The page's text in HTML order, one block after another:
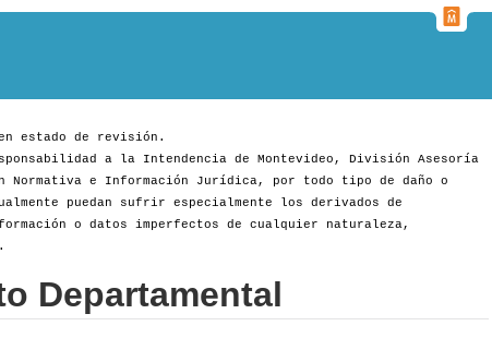
estado de revisión.
a la Intendencia de Montevideo, División Asesoría
Normativa e Información Jurídica, por todo tipo de daño o
puedan sufrir especialmente los derivados de
o datos imperfectos de cualquier naturaleza,
Departamental